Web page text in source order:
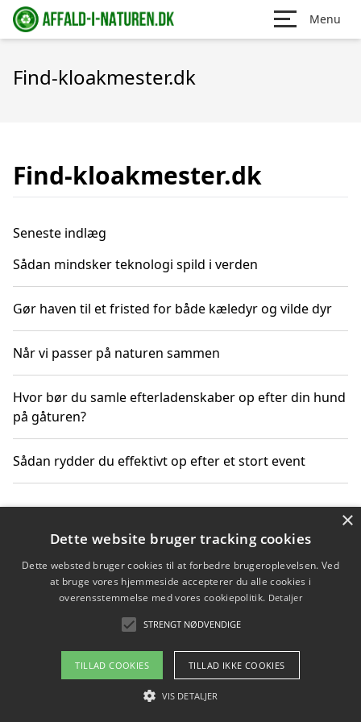
Menu
Find-kloakmester.dk
Find-kloakmester.dk
Seneste indlæg
Sådan mindsker teknologi spild i verden
Gør haven til et fristed for både kæledyr og vilde dyr
Når vi passer på naturen sammen
Hvor bør du samle efterladenskaber op efter din hund
på gåturen?
Sådan rydder du effektivt op efter et stort event
Copyright 2026 - Pilanto Aps
Om / kontakt
Blog Betingelser
×
Dette website bruger tracking cookies
Dette websted bruger cookies til at forbedre brugeroplevelsen. Ved
at bruge vores hjemmeside accepterer du alle cookies i
overensstemmelse med vores cookiepolitik. Detaljer
STRENGT NØDVENDIGE
TILLAD COOKIES TILLAD IKKE COOKIES
VIS DETALJER